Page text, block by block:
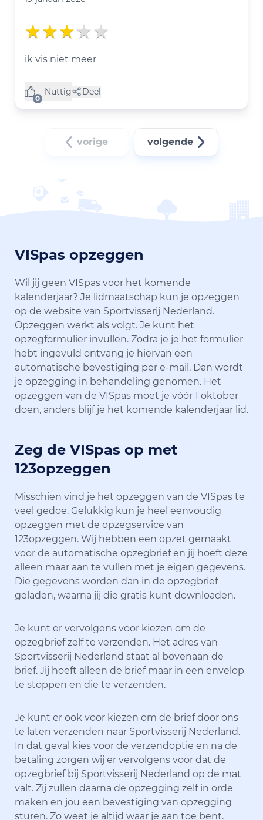
ik vis niet meer
0
Nuttig
(0 like) Deel
vorige volgende
VISpas opzeggen
Wil jij geen VISpas voor het komende
kalenderjaar? Je lidmaatschap kun je opzeggen
op de website van Sportvisserij Nederland.
Opzeggen werkt als volgt. Je kunt het
opzegformulier invullen. Zodra je je het formulier
hebt ingevuld ontvang je hiervan een
automatische bevestiging per e-mail. Dan wordt
je opzegging in behandeling genomen. Het
opzeggen van de VISpas moet je vóór 1 oktober
doen, anders blijf je het komende kalenderjaar lid.
Zeg de VISpas op met
123opzeggen
Misschien vind je het opzeggen van de VISpas te
veel gedoe. Gelukkig kun je heel eenvoudig
opzeggen met de opzegservice van
123opzeggen. Wij hebben een opzet gemaakt
voor de automatische opzegbrief en jij hoeft deze
alleen maar aan te vullen met je eigen gegevens.
Die gegevens worden dan in de opzegbrief
geladen, waarna jij die gratis kunt downloaden.
Je kunt er vervolgens voor kiezen om de
opzegbrief zelf te verzenden. Het adres van
Sportvisserij Nederland staat al bovenaan de
brief. Jij hoeft alleen de brief maar in een envelop
te stoppen en die te verzenden.
Je kunt er ook voor kiezen om de brief door ons
te laten verzenden naar Sportvisserij Nederland.
In dat geval kies voor de verzendoptie en na de
betaling zorgen wij er vervolgens voor dat de
opzegbrief bij Sportvisserij Nederland op de mat
valt. Zij zullen daarna de opzegging zelf in orde
maken en jou een bevestiging van opzegging
sturen. Zo weet je altijd waar je aan toe bent.